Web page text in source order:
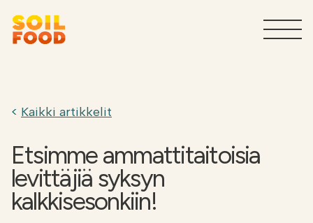
Sivuvirtojen käsittelypalvelut
teollisuudelle
Tuotteet teollisuudelle
Kaikki artikkelit
Etsimme ammattitaitoisia
levittäjiä syksyn
kalkkisesonkiin!